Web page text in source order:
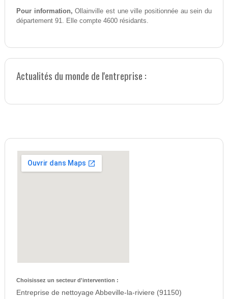
Pour information, Ollainville est une ville positionnée au sein du
département 91. Elle compte 4600 résidants.
Actualités du monde de l'entreprise :
Choisissez un secteur d'intervention :
Entreprise de nettoyage Abbeville-la-riviere (91150)